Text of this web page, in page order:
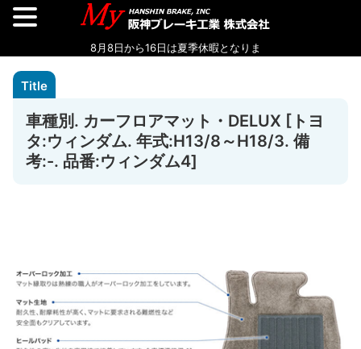
車種別. カーフロアマット・DELUX [トヨ
タ:ウィンダム. 年式:H13/8～H18/3. 備
考:-. 品番:ウィンダム4]